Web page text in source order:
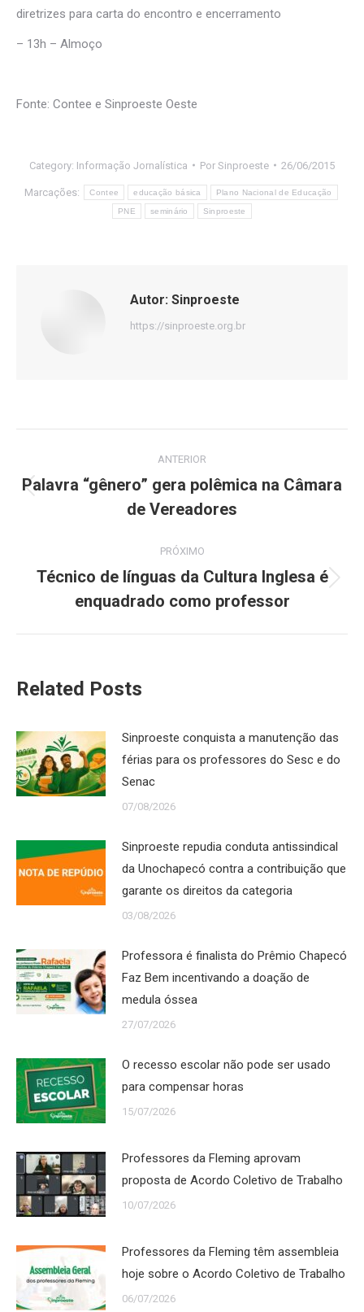
diretrizes para carta do encontro e encerramento
– 13h – Almoço
Fonte: Contee e Sinproeste Oeste
Category: Informação Jornalística Por Sinproeste 26/06/2015
Marcações: Contee educação básica Plano Nacional de Educação
PNE seminário Sinproeste
Autor: Sinproeste
https://sinproeste.org.br
de
ANTERIOR
Post
anterior:
Palavra “gênero” gera polêmica na Câmara
de Vereadores
PRÓXIMO
Próximo
post:
Técnico de línguas da Cultura Inglesa é
enquadrado como professor
Related Posts
Sinproeste conquista a manutenção das
férias para os professores do Sesc e do
Senac
07/08/2026
Sinproeste repudia conduta antissindical
da Unochapecó contra a contribuição que
garante os direitos da categoria
03/08/2026
Professora é finalista do Prêmio Chapecó
Faz Bem incentivando a doação de
medula óssea
27/07/2026
O recesso escolar não pode ser usado
para compensar horas
15/07/2026
Professores da Fleming aprovam
proposta de Acordo Coletivo de Trabalho
10/07/2026
Professores da Fleming têm assembleia
hoje sobre o Acordo Coletivo de Trabalho
06/07/2026